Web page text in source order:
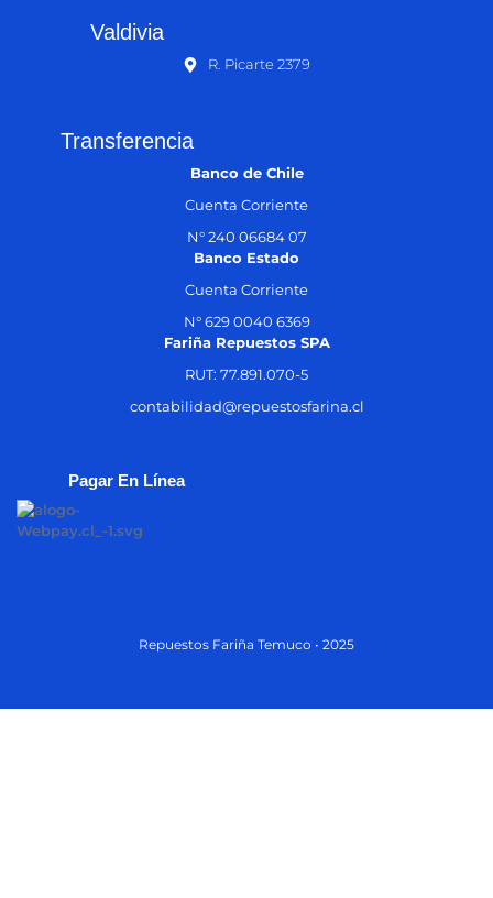
Valdivia
R. Picarte 2379
Transferencia
Banco de Chile
Cuenta Corriente
N° 240 06684 07
Banco Estado
Cuenta Corriente
N° 629 0040 6369
Fariña Repuestos SPA
RUT: 77.891.070-5
contabilidad@repuestosfarina.cl
Pagar En Línea
Repuestos Fariña Temuco • 2025